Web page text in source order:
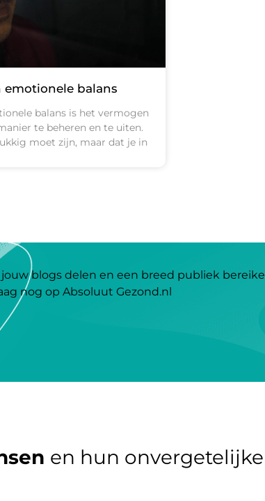
emotionele balans
balans is het vermogen
te beheren en te uiten.
moet zijn, maar dat je in
blogs delen en een breed publiek
nog op Absoluut Gezond.nl
en hun